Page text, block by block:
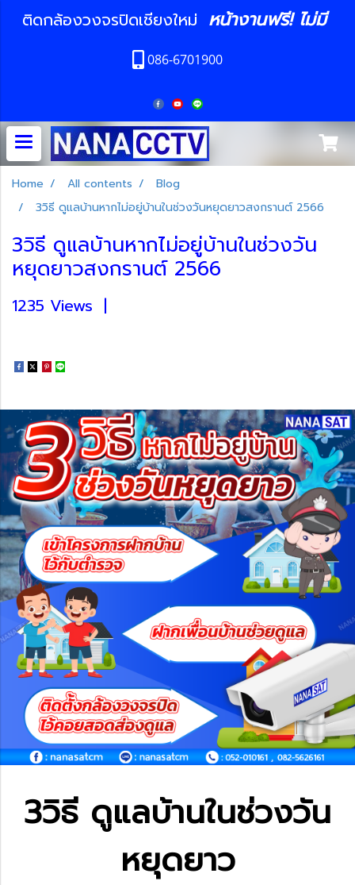
ติดกล้องวงจรปิดเชียงใหม่ หน้างานฟรี! ไม่มี
086-6701900
Home All contents
Blog
3วิธี ดูแลบ้านหากไม่อยู่บ้านในช่วงวันหยุดยาวสงกรานต์ 2566
3วิธี ดูแลบ้านหากไม่อยู่บ้านในช่วงวัน
หยุดยาวสงกรานต์ 2566
1235 Views |
3วิธี ดูแลบ้านในช่วงวัน
หยุดยาว